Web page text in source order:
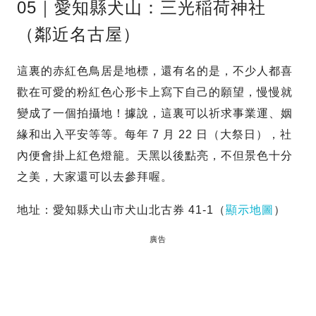
05｜愛知縣犬山：三光稲荷神社
（鄰近名古屋）
這裏的赤紅色鳥居是地標，還有名的是，不少人都喜
歡在可愛的粉紅色心形卡上寫下自己的願望，慢慢就
變成了一個拍攝地！據說，這裏可以祈求事業運、姻
緣和出入平安等等。每年 7 月 22 日（大祭日），社
內便會掛上紅色燈籠。天黑以後點亮，不但景色十分
之美，大家還可以去參拜喔。
地址：愛知縣犬山市犬山北古券 41-1（顯示地圖 ）
廣告